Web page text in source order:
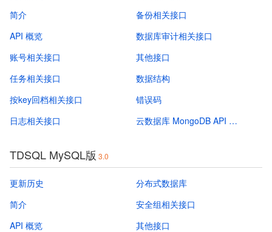
简介
API 概览
备份相关接口
数据库审计相关接口
账号相关接口
任务相关接口
按key回档相关接口
日志相关接口
其他接口
数据结构
错误码
云数据库 MongoDB API 2018-04-08
TDSQL MySQL版 3.0
更新历史
简介
API 概览
分布式数据库
安全组相关接口
其他接口